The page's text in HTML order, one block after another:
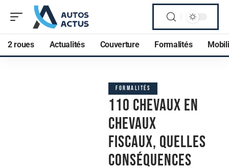
2 roues Actualités Couverture Formalités
FORMALITÉS
110 chevaux en
chevaux
fiscaux, quelles
conséquences